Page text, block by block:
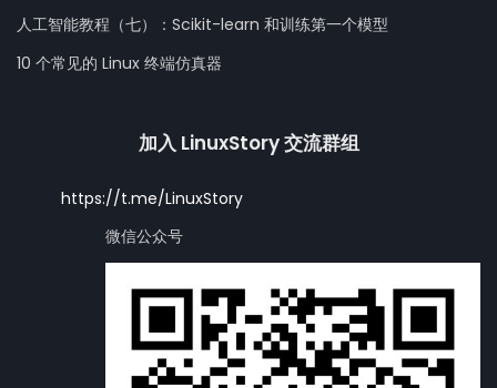
人工智能教程（七）：Scikit-learn 和训练第一个模型
10 个常见的 Linux 终端仿真器
加入 LinuxStory 交流群组
https://t.me/LinuxStory
微信公众号